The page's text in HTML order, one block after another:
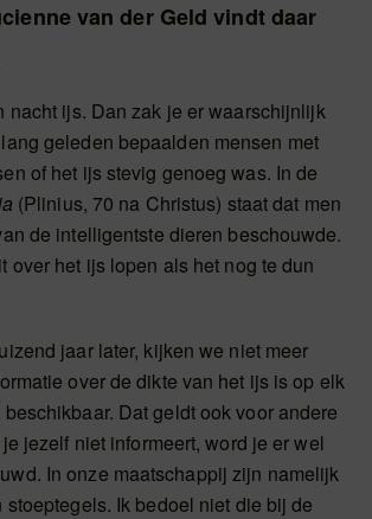
van der Geld vindt daar
nacht ijs. Dan zak je er waarschijnlijk
geleden bepaalden mensen met
of het ijs stevig genoeg was. In de
(Plinius, 70 na Christus) staat dat men
de intelligentste dieren beschouwde.
over het ijs lopen als het nog te dun
jaar later, kijken we niet meer
over de dikte van het ijs is op elk
Dat geldt ook voor andere
jezelf niet informeert, word je er wel
In onze maatschappij zijn namelijk
Ik bedoel niet die bij de